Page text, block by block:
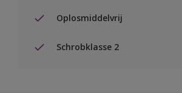
Oplosmiddelvrij
Schrobklasse 2